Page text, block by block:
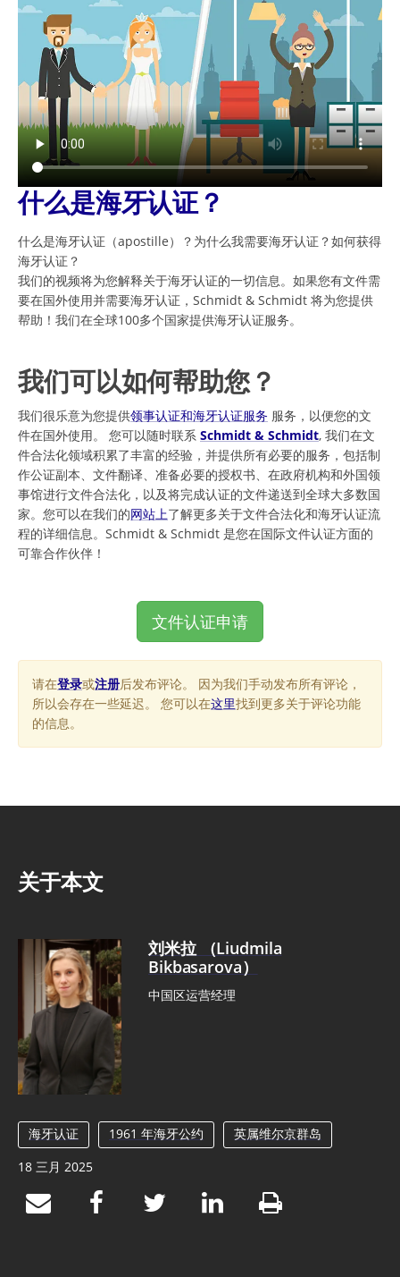
什么是海牙认证？
什么是海牙认证（apostille）？为什么我需要海牙认证？如何获得
海牙认证？
我们的视频将为您解释关于海牙认证的一切信息。如果您有文件需
要在国外使用并需要海牙认证，Schmidt & Schmidt 将为您提供
帮助！我们在全球100多个国家提供海牙认证服务。
我们可以如何帮助您？
我们很乐意为您提供领事认证和海牙认证服务 服务，以便您的文
件在国外使用。 您可以随时联系 Schmidt & Schmidt, 我们在文
件合法化领域积累了丰富的经验，并提供所有必要的服务，包括制
作公证副本、文件翻译、准备必要的授权书、在政府机构和外国领
事馆进行文件合法化，以及将完成认证的文件递送到全球大多数国
家。您可以在我们的网站上了解更多关于文件合法化和海牙认证流
程的详细信息。Schmidt & Schmidt 是您在国际文件认证方面的
可靠合作伙伴！
文件认证申请
请在登录或注册后发布评论。 因为我们手动发布所有评论，
所以会存在一些延迟。 您可以在这里找到更多关于评论功能
的信息。
关于本文
刘米拉 （Liudmila
Bikbasarova）
中国区运营经理
海牙认证 1961 年海牙公约
英属维尔京群岛
18 三月 2025